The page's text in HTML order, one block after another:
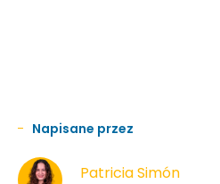
Napisane przez
Patricia Simón